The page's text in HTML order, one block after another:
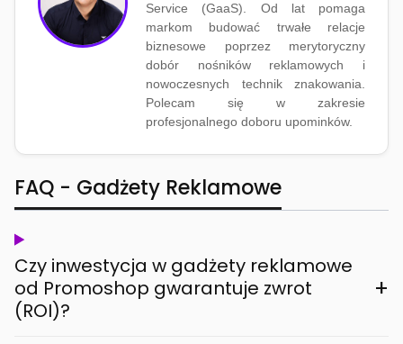
Service (GaaS). Od lat pomaga
markom budować trwałe relacje
biznesowe poprzez merytoryczny
dobór nośników reklamowych i
nowoczesnych technik znakowania.
Polecam się w zakresie
profesjonalnego doboru upominków.
FAQ - Gadżety Reklamowe
Czy inwestycja w gadżety reklamowe
od Promoshop gwarantuje zwrot
(ROI)?
+